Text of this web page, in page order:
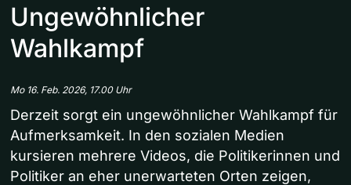
Ungewöhnlicher
Wahlkampf
Mo 16. Feb. 2026, 17.00 Uhr
Derzeit sorgt ein ungewöhnlicher Wahlkampf für
Aufmerksamkeit. In den sozialen Medien
kursieren mehrere Videos, die Politikerinnen und
Politiker an eher unerwarteten Orten zeigen,